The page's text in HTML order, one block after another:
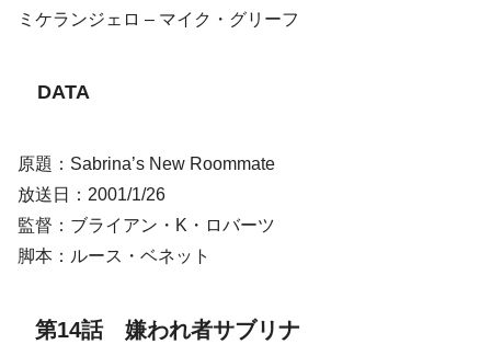
ミケランジェロ – マイク・グリーフ
DATA
原題：Sabrina’s New Roommate
放送日：2001/1/26
監督：ブライアン・K・ロバーツ
脚本：ルース・ベネット
第14話 嫌われ者サブリナ